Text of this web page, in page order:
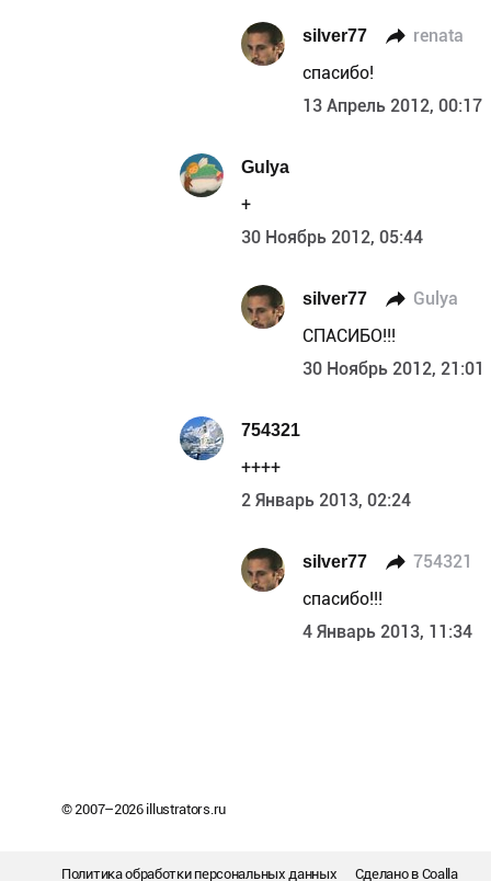
silver77 renata
спасибо!
13 Апрель 2012, 00:17
Gulya
+
30 Ноябрь 2012, 05:44
silver77 Gulya
СПАСИБО!!!
30 Ноябрь 2012, 21:01
754321
++++
2 Январь 2013, 02:24
silver77 754321
спасибо!!!
4 Январь 2013, 11:34
© 2007–2026illustrators.ru
Политика обработки персональных данных Сделано в Coalla